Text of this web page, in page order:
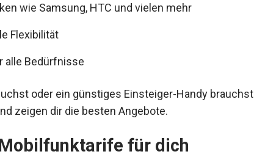
wie Samsung, HTC und vielen mehr
Flexibilität
alle Bedürfnisse
oder ein günstiges Einsteiger-Handy brauchst
zeigen dir die besten Angebote.
für dich